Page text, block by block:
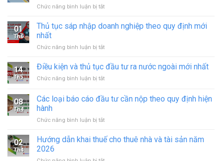
Chức năng bình luận bị tắtở
giấy
động
–
ký
động
in
nhất
01
Th6
Thủ tục sáp nhập doanh nghiệp theo quy định mới
nhất
Chức năng bình luận bị tắtở
tục
nhập
nghiệp
định
nhất
14
Th5
Điều kiện và thủ tục đầu tư ra nước ngoài mới nhất
Chức năng bình luận bị tắtở
kiện
và
tục
tư
08
Th4
Các loại báo cáo đầu tư cần nộp theo quy định hiện
hành
Chức năng bình luận bị tắtở
loại
báo
02
Th4
Hướng dẫn khai thuế cho thuê nhà và tài sản năm
2026